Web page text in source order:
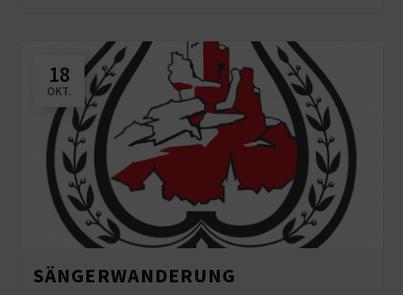
18
OKT.
SÄNGER­WAN­DERUNG